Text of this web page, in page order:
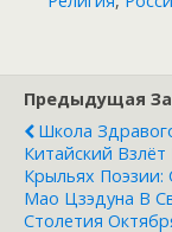
Предыдущая
Школа
Китайский Взлёт
Крыльях Поэзии:
Мао Цзэдуна В
Столетия